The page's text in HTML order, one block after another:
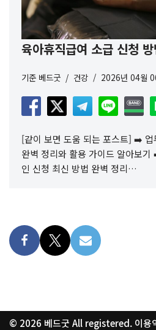
육아휴직급여 소급 신청
기준 베드굿 건강 2026년 04월
[같이 보면 도움 되는 포스트] ➡️ 업
완벽 정리와 활용 가이드 알아보
인 신청 최신 방법 완벽 정리…
© 2026 베드굿 All registered. 이용